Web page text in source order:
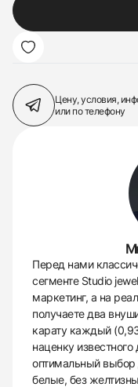
Цену, условия,
или по телефону
Перед нами
сегменте Studio
маркетинг, а на
получаете два
карату каждый
наценку
оптимальный выбор
белые, без